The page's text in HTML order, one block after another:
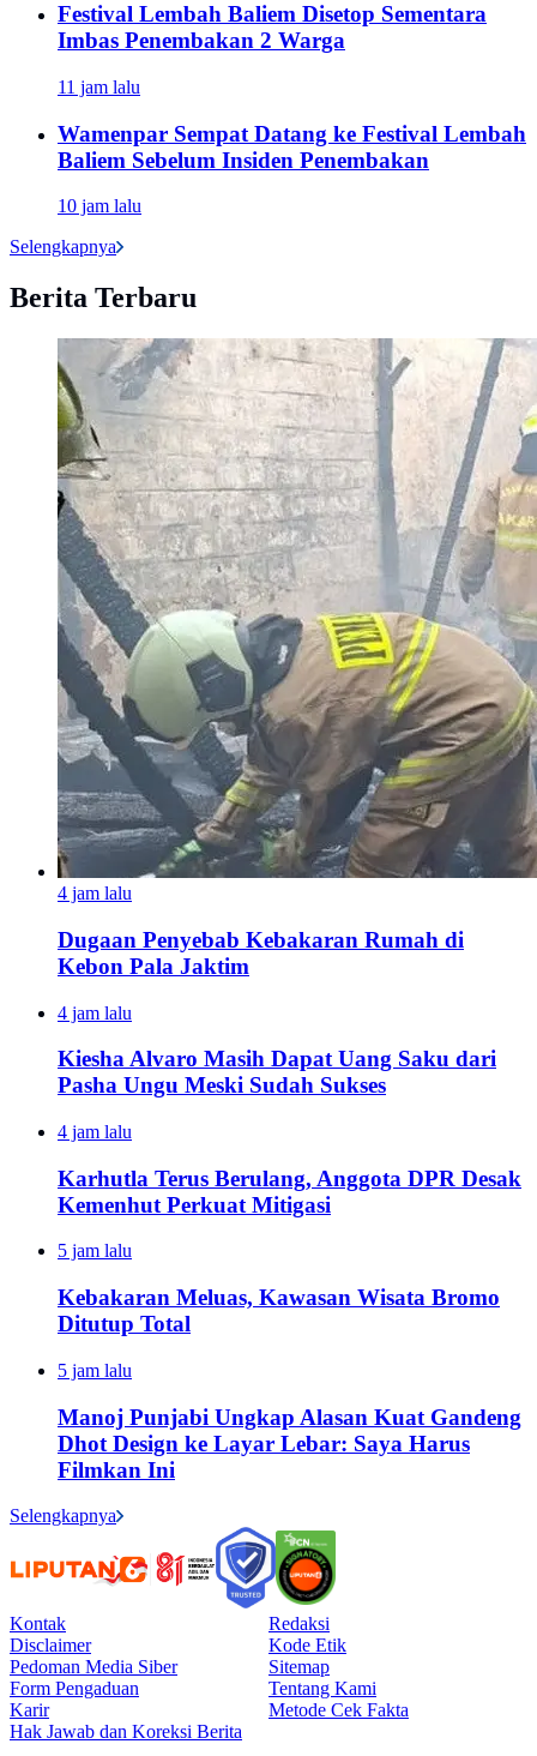
Festival Lembah Baliem Disetop Sementara
Imbas Penembakan 2 Warga
11 jam lalu
Wamenpar Sempat Datang ke Festival Lembah
Baliem Sebelum Insiden Penembakan
10 jam lalu
Selengkapnya
Berita Terbaru
4 jam lalu
Dugaan Penyebab Kebakaran Rumah di
Kebon Pala Jaktim
4 jam lalu
Kiesha Alvaro Masih Dapat Uang Saku dari
Pasha Ungu Meski Sudah Sukses
4 jam lalu
Karhutla Terus Berulang, Anggota DPR Desak
Kemenhut Perkuat Mitigasi
5 jam lalu
Kebakaran Meluas, Kawasan Wisata Bromo
Ditutup Total
5 jam lalu
Manoj Punjabi Ungkap Alasan Kuat Gandeng
Dhot Design ke Layar Lebar: Saya Harus
Filmkan Ini
Selengkapnya
Kontak
Redaksi
Disclaimer
Kode Etik
Pedoman Media Siber
Sitemap
Form Pengaduan
Tentang Kami
Karir
Metode Cek Fakta
Hak Jawab dan Koreksi Berita